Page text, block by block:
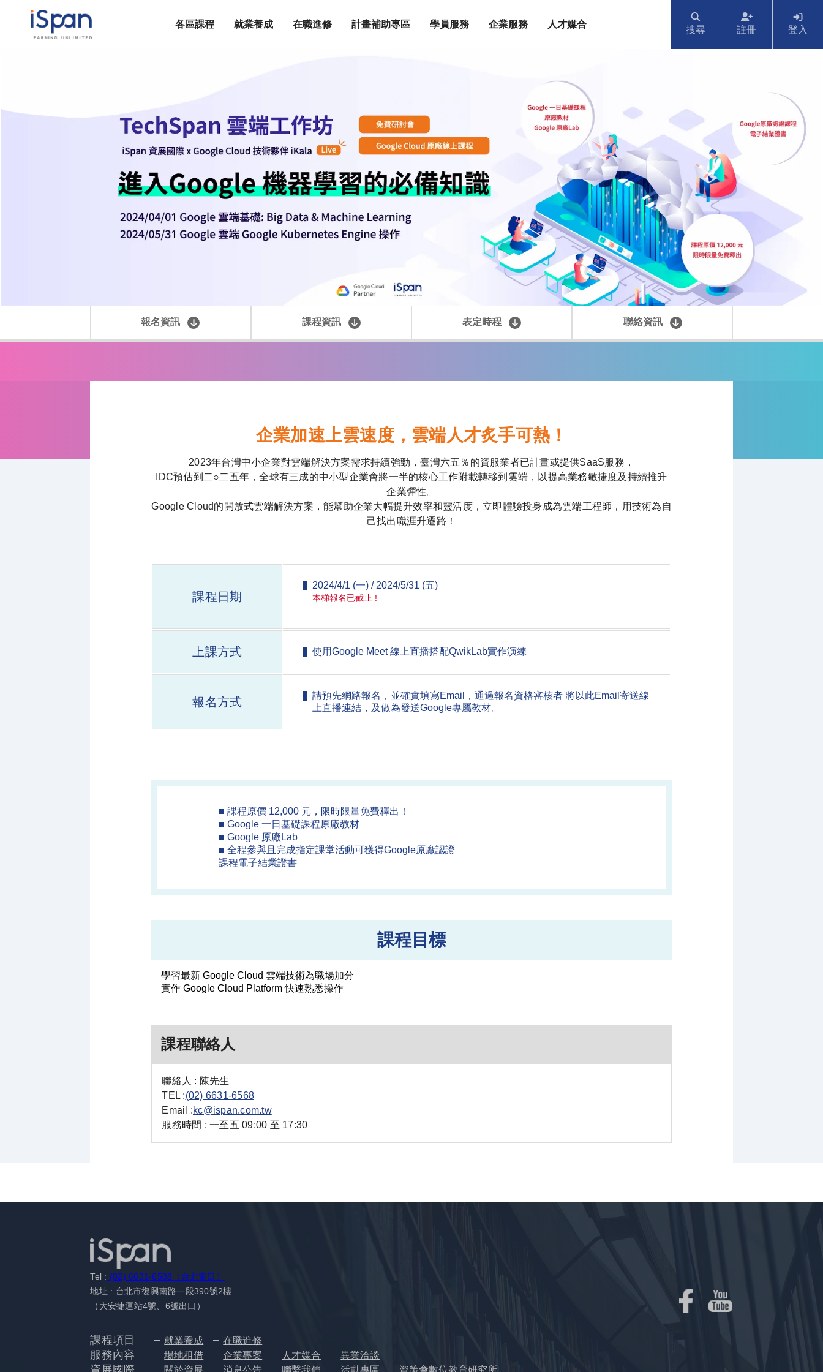
各區課程 就業養成 在職進修 計畫補助專區 學員服務 企業服務 人才媒合
搜尋 註冊 登入
報名資訊 課程資訊 表定時程 聯絡資訊
企業加速上雲速度，雲端人才炙手可熱！
2023年台灣中小企業對雲端解決方案需求持續強勁，臺灣六五％的資服業者已計畫或提供SaaS服務，
IDC預估到二○二五年，全球有三成的中小型企業會將一半的核心工作附載轉移到雲端，以提高業務敏捷度及持續推升
企業彈性。
Google Cloud的開放式雲端解決方案，能幫助企業大幅提升效率和靈活度，立即體驗投身成為雲端工程師，用技術為自
己找出職涯升遷路！
課程日期
2024/4/1 (一) / 2024/5/31 (五)
本梯報名已截止 !
上課方式 使用Google Meet 線上直播搭配QwikLab實作演練
報名方式
請預先網路報名，並確實填寫Email，通過報名資格審核者 將以此Email寄送線
上直播連結，及做為發送Google專屬教材。
■ 課程原價 12,000 元，限時限量免費釋出！
■ Google 一日基礎課程原廠教材
■ Google 原廠Lab
■ 全程參與且完成指定課堂活動可獲得Google原廠認證
課程電子結業證書
課程目標
學習最新 Google Cloud 雲端技術為職場加分
實作 Google Cloud Platform 快速熟悉操作
課程聯絡人
聯絡人 : 陳先生
TEL :(02) 6631-6568
Email :kc@ispan.com.tw
服務時間 : 一至五 09:00 至 17:30
Tel : (02) 6631-6588（台北窗口）
地址 : 台北市復興南路一段390號2樓
（大安捷運站4號、6號出口）
課程項目 就業養成 在職進修
服務內容 場地租借 企業專案 人才媒合 異業洽談
資展國際 關於資展 消息公告 聯繫我們 活動專區 資策會數位教育研究所